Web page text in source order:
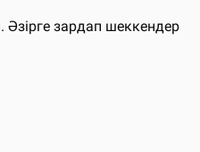
зардап шеккендер